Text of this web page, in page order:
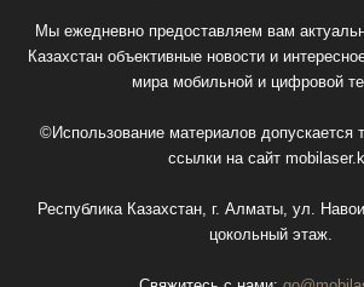
Мы ежедневно предоставляем вам
Казахстан объективные новости и
мира мобильной и цифровой
©Использование материалов допускается
ссылки на сайт
Республика Казахстан, г. Алматы, ул.
цокольный этаж.